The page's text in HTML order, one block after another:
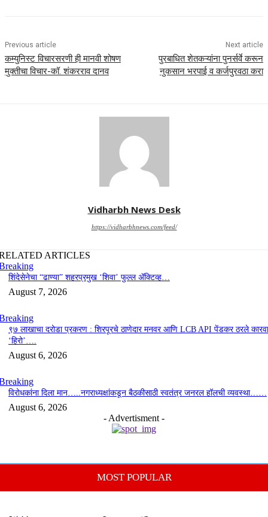
Previous article
कम्युनिस्ट विचारसरणी ही मानवी शोषण
मुक्तीचा विचार-कॉ. शंकरराव दानव
Next article
पुरबाधित शेतकऱ्यांना पुनर्सर्वे करून
नुकसान भरपाई व कर्जपुरवठा करा
Vidharbh News Desk
https://vidharbhnews.com/feed/
ARTICLES
शिंदेसेनेचा “ढाण्या” शहरप्रमुख ‘शिवा’ फुल्ल ॲक्टिव्ह…
August 7, 2026
९७ लाखाचा दरोडा प्रकरण : शिरपूरचे ठाणेदार मनवर आणि LCB API पेंडकर ठरले
‘हिरो’….
August 6, 2026
विरोधकांना दिला मान…..नगराध्यक्षांकडून बैठकीसाठी स्वतंत्र जनरल हॉलची व्यवस्था……
August 6, 2026
- Advertisment -
MOST POPULAR